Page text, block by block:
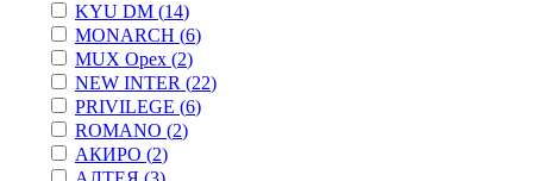
KYU DM (14)
MONARCH (6)
MUX Орех (2)
NEW INTER (22)
PRIVILEGE (6)
ROMANO (2)
АКИРО (2)